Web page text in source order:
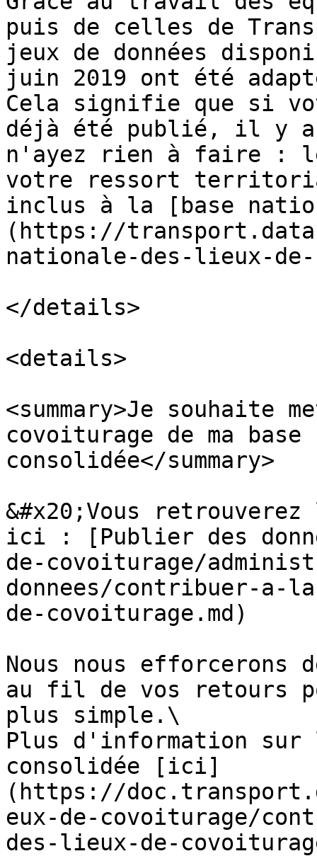
puis de celles de
jeux de données
juin 2019 ont été
Cela signifie que si
déjà été publié, il y a
n'ayez rien à faire :
votre ressort
inclus à la [base
(https://
nationale-des-lieux-
</details>
<details>
<summary>Je
covoiturage de ma
consolidée</summary>
&#x20;Vous
ici : [Publier des
de-covoiturage/
donnees/contribuer-a-
de-covoiturage.md)
Nous nous
au fil de vos retours
plus simple.\
Plus d'information
consolidée [ici]
(https://
eux-de-covoiturage/
des-lieux-de-